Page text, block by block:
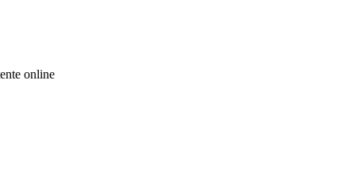
online